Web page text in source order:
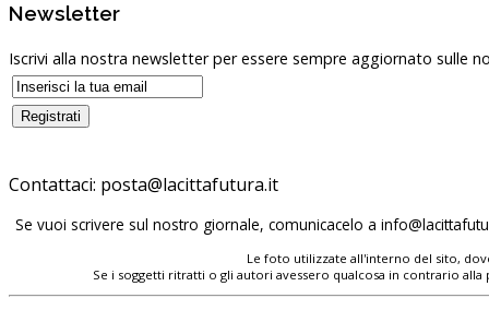
Newsletter
Iscrivi alla nostra newsletter per essere sempre aggiornato sulle
Contattaci:
Se vuoi scrivere sul nostro giornale, comunicacelo a
Le foto utilizzate all'interno del sito,
Se i soggetti ritratti o gli autori avessero qualcosa in contrario